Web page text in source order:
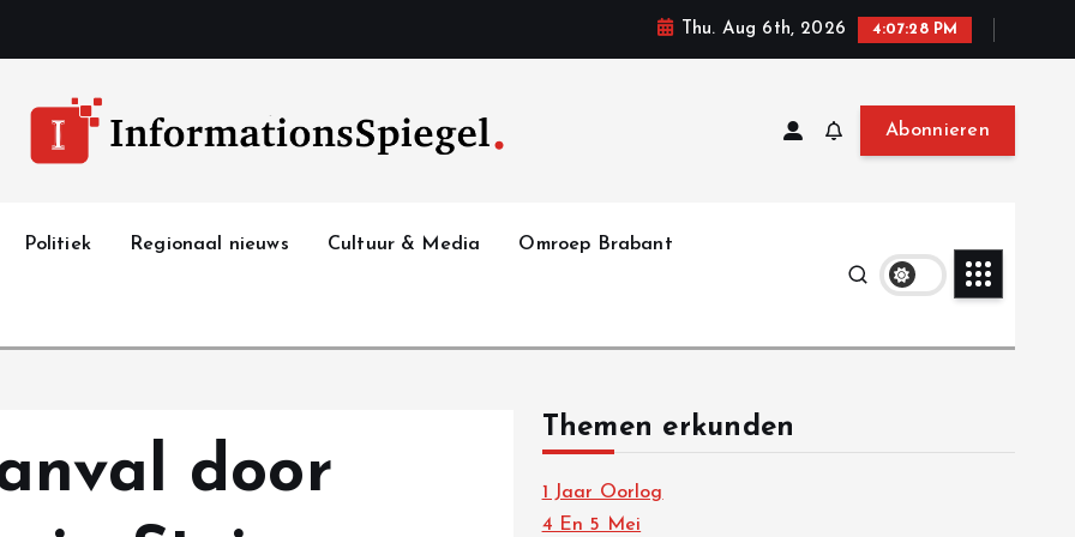
Thu. Aug 6th, 2026 4:07:29 PM
Abonnieren
Politiek Regionaal nieuws Cultuur & Media Omroep Brabant
door
Themen erkunden
1 Jaar Oorlog
4 En 5 Mei